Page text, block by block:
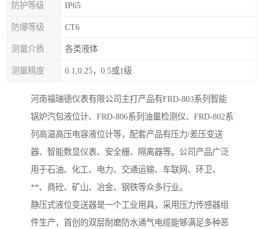
防护等级 IP65
防爆等级 CT6
测量介质 各类液体
测量精度 0.1,0.25，0.5或1级
河南福瑞德仪表有限公司主打产品有FRD-803系列智能
锅炉汽包液位计、FRD-806系列油量检测仪、FRD-802系
列高温高压电容液位计等，配套产品有压力/差压变送
器、智能数显仪表、安全栅、隔离器等。公司产品广泛
用于石油、化工、电力、交通运输、车联网、环卫、
**、商砼、矿山、冶金、钢铁等众多行业。
静压式液位变送器是一个工业用具，采用压力传感器组
件生产，首创的双层耐磨防水通气电缆能够满足多种恶